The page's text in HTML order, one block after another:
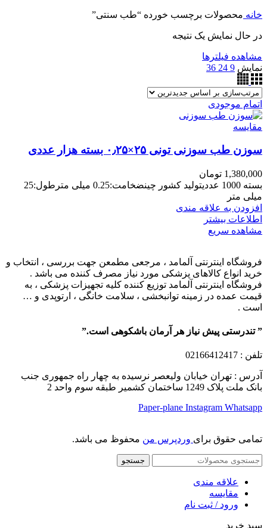
خانه محصولات برچسب خورده “طب سنتی”
در حال نمایش یک نتیجه
مشاهده فیلترها
نمایش 9
24
36
اتمام موجودی
مقایسه
سوزن طب سوزنی تونی ۲۵×۰٫۲۵ بسته هزار عددی
1,380,000 تومان
بسته 1000 عددیتولید کشور چینضخامت:0.25 میلی مترطول:25
میلی متر
افزودن به علاقه مندی
اطلاعات بیشتر
مشاهده سریع
فروشگاه اینترنتی آلمامد ، مرجعی مطمعن جهت بررسی ، انتخاب و
خرید انواع کالاهای پزشکی مورد نیاز مصرف کننده می باشد .
فروشگاه اینترنتی آلمامد توزیع کننده کلیه تجهیزات پزشکی ، به
قیمت عمده در زمینه توانبخشی ، سلامت خانگی ، ارتوپدی و …
است .
” تندرستی پیش نیاز هر آرمان باشکوهی است.”
تلفن : 02166412417
آدرس : تهران خیابان ولیعصر نرسیده به چهار راه جمهوری جنب
بانک ملت پلاک 1249 ساختمان کشمیر طبقه سوم واحد 2
Paper-plane Instagram Whatsapp
تمامی حقوق برای وردپرس من محفوظ می باشد.
جستجو
علاقه مندی
مقایسه
ورود / ثبت نام
سبد خرید